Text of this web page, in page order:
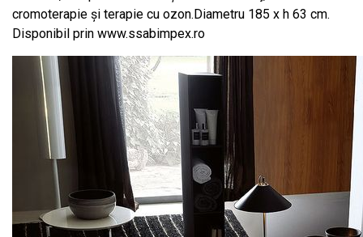
cromoterapie și terapie cu ozon.Diametru 185 x h 63 cm.
Disponibil prin www.ssabimpex.ro